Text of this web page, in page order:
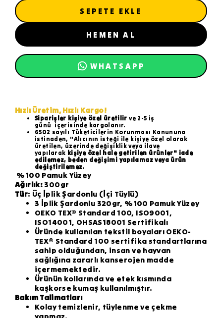
SEPETE EKLE
HEMEN AL
WHATSAPP
Hızlı Üretim, Hızlı Kargo!
Siparişler kişiye özel üretilir ve 2-5 iş
günü içerisinde kargolanır.
6502 sayılı Tüketicilerin Korunması Kanununa
istinaden, "Alıcının isteği ile kişiye özel olarak
üretilen, üzerinde değişiklik veya ilave
yapılarak kişiye özel hale getirilen ürünler" iade
edilemez, beden değişimi yapılamaz veya ürün
değiştirilemez.
%100 Pamuk Yüzey
Ağırlık: 300gr
Tür: Üç İplik Şardonlu (İçi Tüylü)
3 İplik Şardonlu 320gr, %100 Pamuk Yüzey
OEKO TEX® Standard 100, ISO9001,
ISO14001, OHSAS18001 Sertifikalı
Üründe kullanılan tekstil boyaları OEKO-
TEX®️ Standard 100 sertifika standartlarına
sahip olduğundan, insan ve hayvan
sağlığına zararlı kanserojen madde
içermemektedir.
Ürünün kollarında ve etek kısmında
kaşkorse kumaş kullanılmıştır.
Bakım Talimatları
Kolay temizlenir, tüylenme ve çekme
yapmaz.